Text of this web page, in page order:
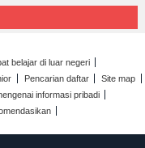
belajar di luar negeri
Pencarian daftar
Site map
informasi pribadi